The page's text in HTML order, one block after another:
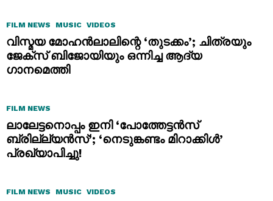
FILM NEWS MUSIC VIDEOS
വിസ്മയ മോഹൻലാലിന്റെ ‘തുടക്കം’; ചിത്രയും
ജേക്സ് ബിജോയിയും ഒന്നിച്ച ആദ്യ
ഗാനമെത്തി
FILM NEWS
ലാലേട്ടനൊപ്പം ഇനി ‘പോത്തേട്ടൻസ്
ബ്രില്ല്യൻസ്’; ‘നെടുങ്കണ്ടം മിറാക്കിൾ’
പ്രഖ്യാപിച്ചു!
FILM NEWS MUSIC VIDEOS